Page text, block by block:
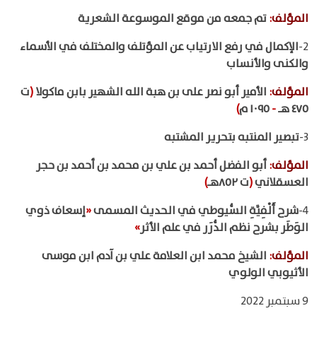
المؤلف:تم جمعه من موقع الموسوعة الشعرية
2- الإكمال في رفع الارتياب عن المؤتلف والمختلف في الأسماء
والكنى والأنساب
المؤلف: الأمير أبو نصر على بن هبة الله الشهير بابن ماكولا(ت
٤٧٥ هـ
-
)
3- تبصير المنتبه بتحرير المشتبه
المؤلف:أبو الفضل أحمد بن علي بن محمد بن أحمد بن حجر
العسقلاني(ت ٨٥٢هـ
)
4- شرح أَلْفِيَّةِ السُّيوطي في الحديث المسمى«إسعاف ذوي
الوَطَر بشرح نظم الدُّرَر في علم الأثر»
المؤلف: الشيخ محمد ابن العلامة علي بن آدم ابن موسى
الأثيوبي الولوي
9 سبتمبر 2022